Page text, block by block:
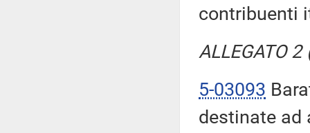
contribuenti
ALLEGATO
5-03093
destinate ad